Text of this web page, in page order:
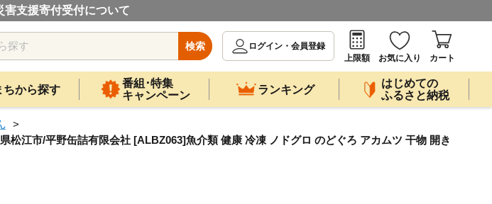
害支援寄付受付について
検索
ログイン・会員登録
上限額
お気に入り カート
ちから探す
番組･特集
キャンペーン
ランキング
はじめての
ふるさと納税
松江市/平野缶詰有限会社 [ALBZ063]魚介類 健康 冷凍 ノドグロ のどぐろ アカムツ 干物 開き